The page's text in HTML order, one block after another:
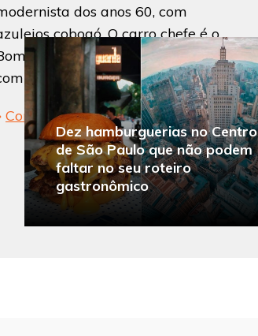
dos anos 60, com
cobogó. O carro chefe é o
combinado com um dos
à escolha.
Conheça a Lanchonete da Cidade
Dez hamburguerias no Centro
de São Paulo que não podem
faltar no seu roteiro
gastronômico